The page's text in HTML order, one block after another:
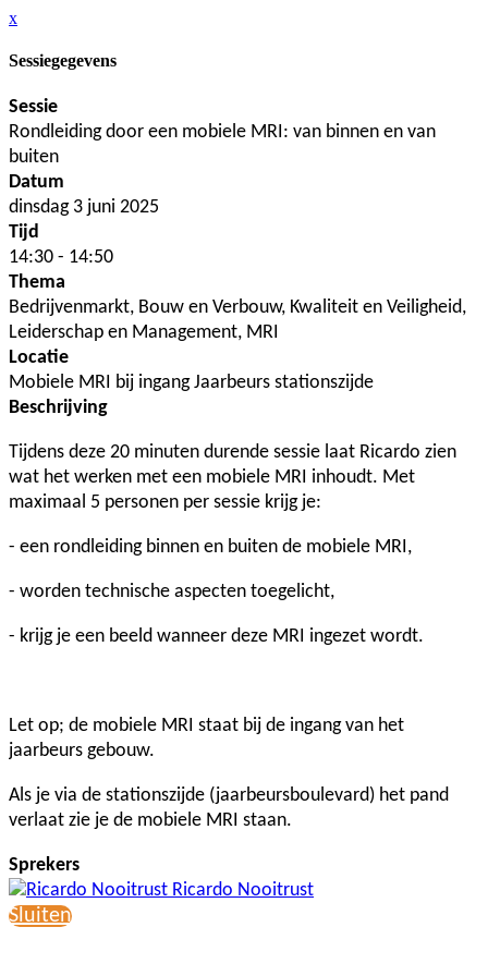
x
Sessiegegevens
Sessie
Rondleiding door een mobiele MRI: van binnen en van
buiten
Datum
dinsdag 3 juni 2025
Tijd
14:30 - 14:50
Thema
Bedrijvenmarkt, Bouw en Verbouw, Kwaliteit en Veiligheid,
Leiderschap en Management, MRI
Locatie
Mobiele MRI bij ingang Jaarbeurs stationszijde
Beschrijving
Tijdens deze 20 minuten durende sessie laat Ricardo zien
wat het werken met een mobiele MRI inhoudt. Met
maximaal 5 personen per sessie krijg je:
- een rondleiding binnen en buiten de mobiele MRI,
- worden technische aspecten toegelicht,
- krijg je een beeld wanneer deze MRI ingezet wordt.
Let op; de mobiele MRI staat bij de ingang van het
jaarbeurs gebouw.
Als je via de stationszijde (jaarbeursboulevard) het pand
verlaat zie je de mobiele MRI staan.
Sprekers
Ricardo Nooitrust
Sluiten